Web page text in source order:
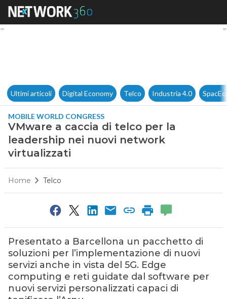
VMware a caccia di telco
Ultimi articoli Digital Economy Telco Industria 4.0
MOBILE WORLD CONGRESS
VMware a caccia di telco per la
leadership nei nuovi network
virtualizzati
Home Telco
Presentato a Barcellona un pacchetto di
soluzioni per l’implementazione di nuovi
servizi anche in vista del 5G. Edge
computing e reti guidate dal software per
nuovi servizi personalizzati capaci di